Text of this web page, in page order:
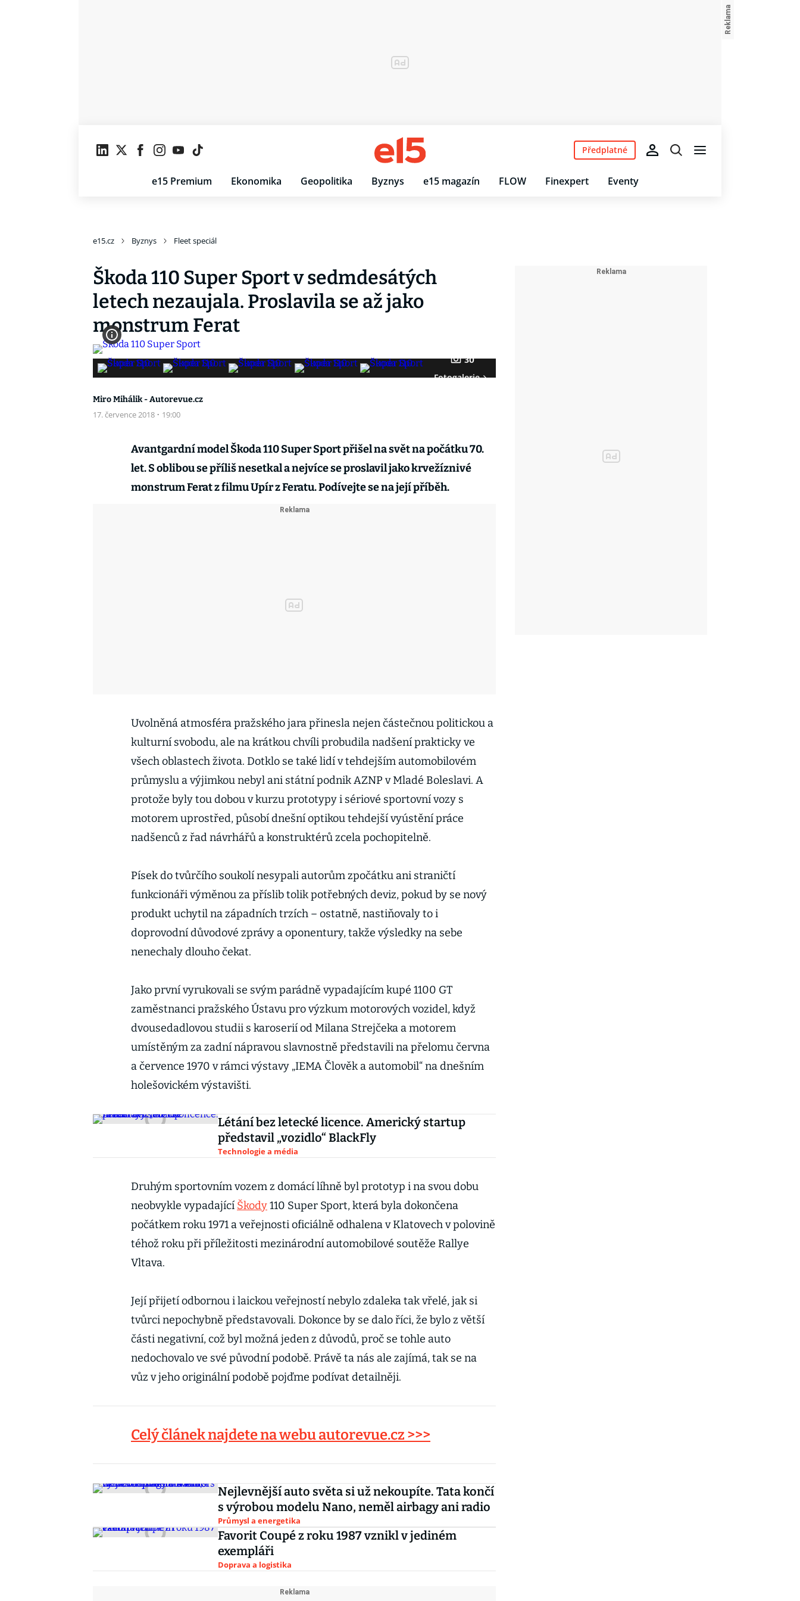
e15 Premium Ekonomika Geopolitika Byznys e15 magazín FLOW Finexpert Eventy
Předplatné
e15.cz Byznys Fleet speciál
Škoda 110 Super Sport v sedmdesátých
letech nezaujala. Proslavila se až jako
monstrum Ferat
30
Fotogalerie
Miro Mihálik - Autorevue.cz
17. července 2018 · 19:00
Avantgardní model Škoda 110 Super Sport přišel na svět na počátku 70.
let. S oblibou se příliš nesetkal a nejvíce se proslavil jako krvežíznivé
monstrum Ferat z filmu Upír z Feratu. Podívejte se na její příběh.
Uvolněná atmosféra pražského jara přinesla nejen částečnou politickou a
kulturní svobodu, ale na krátkou chvíli probudila nadšení prakticky ve
všech oblastech života. Dotklo se také lidí v tehdejším automobilovém
průmyslu a výjimkou nebyl ani státní podnik AZNP v Mladé Boleslavi. A
protože byly tou dobou v kurzu prototypy i sériové sportovní vozy s
motorem uprostřed, působí dnešní optikou tehdejší vyústění práce
nadšenců z řad návrhářů a konstruktérů zcela pochopitelně.
Písek do tvůrčího soukolí nesypali autorům zpočátku ani straničtí
funkcionáři výměnou za příslib tolik potřebných deviz, pokud by se nový
produkt uchytil na západních trzích – ostatně, nastiňovaly to i
doprovodní důvodové zprávy a oponentury, takže výsledky na sebe
nenechaly dlouho čekat.
Jako první vyrukovali se svým parádně vypadajícím kupé 1100 GT
zaměstnanci pražského Ústavu pro výzkum motorových vozidel, když
dvousedadlovou studii s karoserií od Milana Strejčeka a motorem
umístěným za zadní nápravou slavnostně představili na přelomu června
a července 1970 v rámci výstavy „IEMA Člověk a automobil“ na dnešním
holešovickém výstavišti.
Létání bez letecké licence. Americký startup
představil „vozidlo“ BlackFly
Technologie a média
Druhým sportovním vozem z domácí líhně byl prototyp i na svou dobu
neobvykle vypadající Škody110 Super Sport, která byla dokončena
počátkem roku 1971 a veřejnosti oficiálně odhalena v Klatovech v polovině
téhož roku při příležitosti mezinárodní automobilové soutěže Rallye
Vltava.
Její přijetí odbornou i laickou veřejností nebylo zdaleka tak vřelé, jak si
tvůrci nepochybně představovali. Dokonce by se dalo říci, že bylo z větší
části negativní, což byl možná jeden z důvodů, proč se tohle auto
nedochovalo ve své původní podobě. Právě ta nás ale zajímá, tak se na
vůz v jeho originální podobě pojďme podívat detailněji.
Celý článek najdete na webu autorevue.cz >>>
Nejlevnější auto světa si už nekoupíte. Tata končí
s výrobou modelu Nano, neměl airbagy ani radio
Průmysl a energetika
Favorit Coupé z roku 1987 vznikl v jediném
exempláři
Doprava a logistika